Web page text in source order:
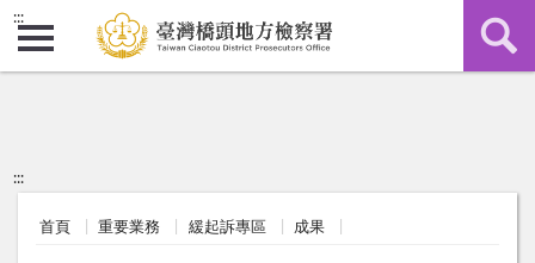
:::
:::
首頁 重要業務 緩起訴專區 成果